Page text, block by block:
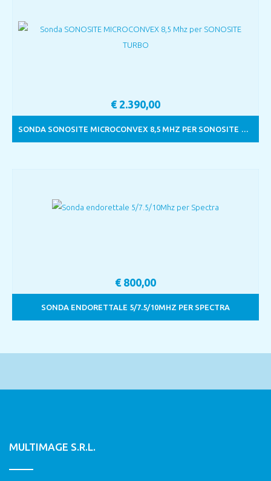
SONDA SONOSITE MICROCONVEX 8,5 MHZ PER SONOSITE TURBO
€ 2.390,00
SONDA ENDORETTALE 5/7.5/10MHZ PER SPECTRA
€ 800,00
MULTIMAGE S.R.L.